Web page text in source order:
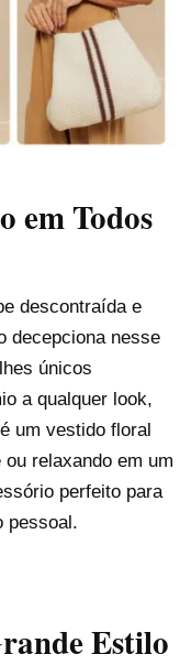
em Todos
descontraída e
decepciona nesse
únicos
a qualquer look,
um vestido floral
relaxando em um
perfeito para
pessoal.
Estilo